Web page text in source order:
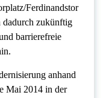
Ferdinandstor
dadurch zukünftig
barrierefreie
anhand
Mai 2014 in der